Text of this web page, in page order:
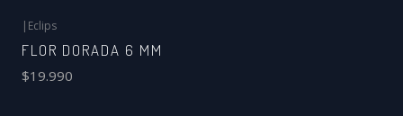
| Eclips
FLOR DORADA 6 MM
$19.990